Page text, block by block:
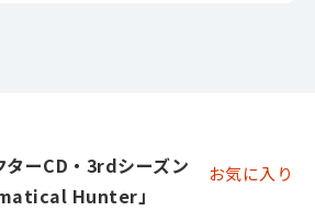
ターCD・3rdシーズン
Hunter」
お気に入り